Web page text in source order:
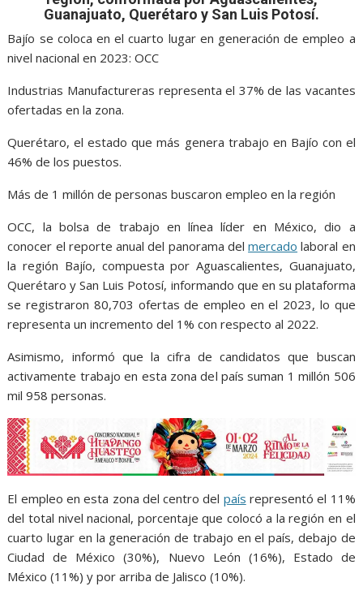
o
k
p
p
g
er
m
Guanajuato, Querétaro y San Luis Potosí.
Bajío se coloca en el cuarto lugar en generación de empleo a
nivel nacional en 2023: OCC
Industrias Manufactureras representa el 37% de las vacantes
ofertadas en la zona.
Querétaro, el estado que más genera trabajo en Bajío con el
46% de los puestos.
Más de 1 millón de personas buscaron empleo en la región
OCC, la bolsa de trabajo en línea líder en México, dio a
conocer el reporte anual del panorama delmercado laboral en
la región Bajío, compuesta por Aguascalientes, Guanajuato,
Querétaro y San Luis Potosí, informando que en su plataforma
se registraron 80,703 ofertas de empleo en el 2023, lo que
representa un incremento del 1% con respecto al 2022.
Asimismo, informó que la cifra de candidatos que buscan
activamente trabajo en esta zona del país suman 1 millón 506
mil 958 personas.
El empleo en esta zona del centro del país representó el 11%
del total nivel nacional, porcentaje que colocó a la región en el
cuarto lugar en la generación de trabajo en el país, debajo de
Ciudad de México (30%), Nuevo León (16%), Estado de
México (11%) y por arriba de Jalisco (10%).